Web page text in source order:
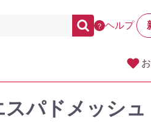
？ ヘルプ
パドメッシュ